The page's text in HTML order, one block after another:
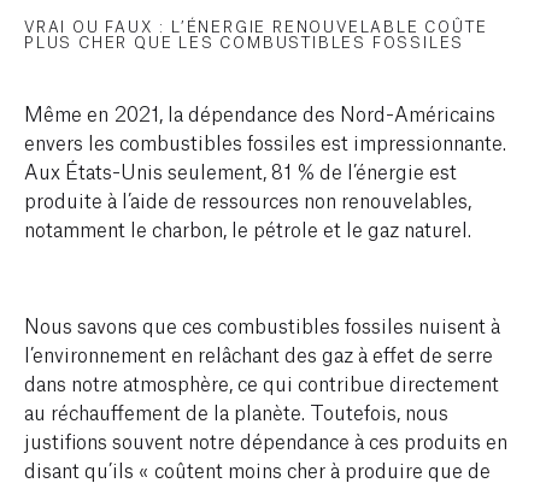
VRAI OU FAUX : L’ÉNERGIE RENOUVELABLE COÛTE
PLUS CHER QUE LES COMBUSTIBLES FOSSILES
Même en 2021, la dépendance des Nord-Américains
envers les combustibles fossiles est impressionnante.
Aux États-Unis seulement, 81 % de l’énergie est
produite à l’aide de ressources non renouvelables,
notamment le charbon, le pétrole et le gaz naturel.
Nous savons que ces combustibles fossiles nuisent à
l’environnement en relâchant des gaz à effet de serre
dans notre atmosphère, ce qui contribue directement
au réchauffement de la planète. Toutefois, nous
justifions souvent notre dépendance à ces produits en
disant qu’ils « coûtent moins cher à produire que de